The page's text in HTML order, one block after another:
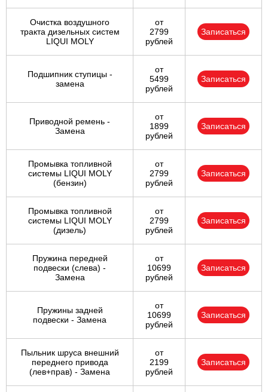
Очистка воздушного
тракта дизельных систем
LIQUI MOLY
от
2799
рублей
Записаться
Подшипник ступицы -
замена
от
5499
рублей
Записаться
Приводной ремень -
Замена
от
1899
рублей
Записаться
Промывка топливной
системы LIQUI MOLY
(бензин)
от
2799
рублей
Записаться
Промывка топливной
системы LIQUI MOLY
(дизель)
от
2799
рублей
Записаться
Пружина передней
подвески (слева) -
Замена
от
10699
рублей
Записаться
Пружины задней
подвески - Замена
от
10699
рублей
Записаться
Пыльник шруса внешний
переднего привода
(лев+прав) - Замена
от
2199
рублей
Записаться